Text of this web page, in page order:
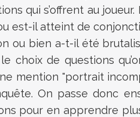
qui s’offrent au
est-il atteint de
ou bien a-t-il été
choix de questions
mention "portrait
On passe donc
pour en apprendre